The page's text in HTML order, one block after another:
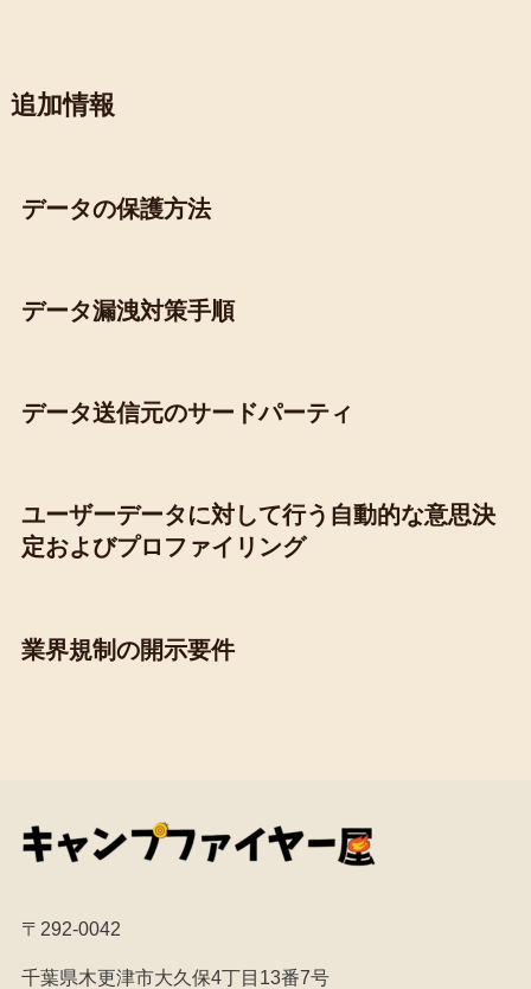
追加情報
データの保護方法
データ漏洩対策手順
データ送信元のサードパーティ
ユーザーデータに対して行う自動的な意思決
定およびプロファイリング
業界規制の開示要件
〒292-0042
千葉県木更津市大久保4丁目13番7号